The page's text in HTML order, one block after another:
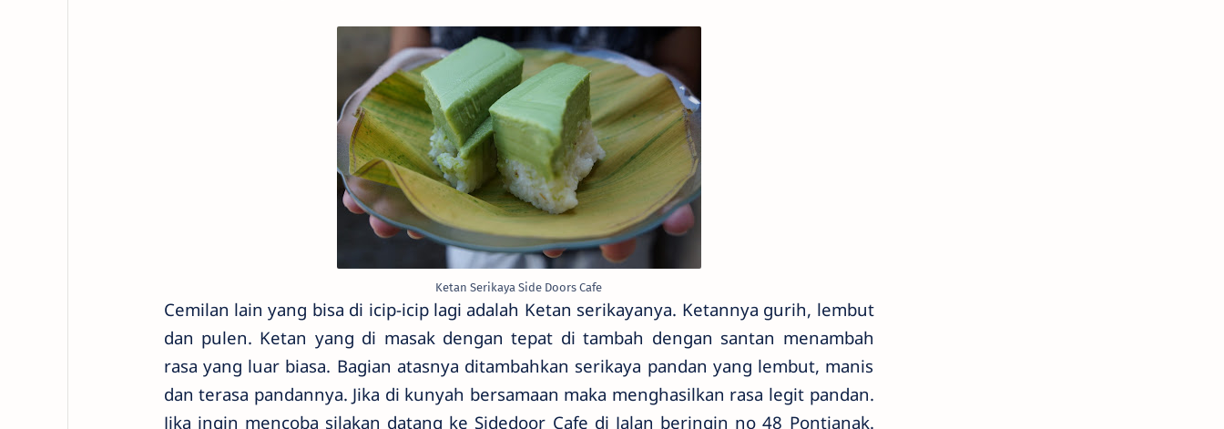
Ketan Serikaya Side Doors Cafe
Cemilan lain yang bisa di icip-icip lagi adalah Ketan serikayanya. Ketannya gurih, lembut
dan pulen. Ketan yang di masak dengan tepat di tambah dengan santan menambah
rasa yang luar biasa. Bagian atasnya ditambahkan serikaya pandan yang lembut, manis
dan terasa pandannya. Jika di kunyah bersamaan maka menghasilkan rasa legit pandan.
Jika ingin mencoba silakan datang ke Sidedoor Cafe di Jalan beringin no 48 Pontianak.